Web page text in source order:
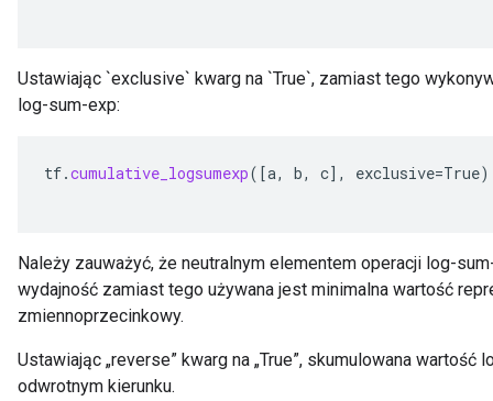
Ustawiając `exclusive` kwarg na `True`, zamiast tego
log-sum-exp:
tf.cumulative_logsumexp( [a, b, c] , exclusive=True)
Należy zauważyć, że neutralnym elementem operacji log-
wydajność zamiast tego używana jest minimalna wartość
zmiennoprzecinkowy.
Ustawiając „reverse” kwarg na „True”, skumulowana
odwrotnym kierunku.